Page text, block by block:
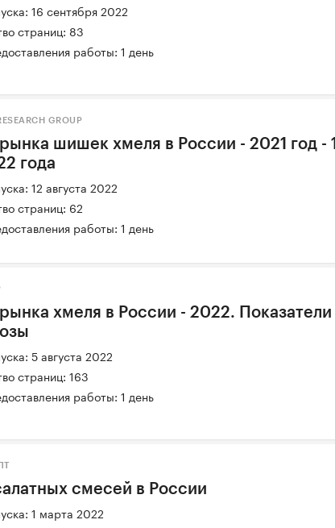
16 сентября 2022
страниц: 83
работы: 1 день
GROUP
шишек хмеля в России - 2021 год - 1
года
12 августа 2022
страниц: 62
работы: 1 день
хмеля в России - 2022. Показатели
5 августа 2022
страниц: 163
работы: 1 день
смесей в России
1 марта 2022